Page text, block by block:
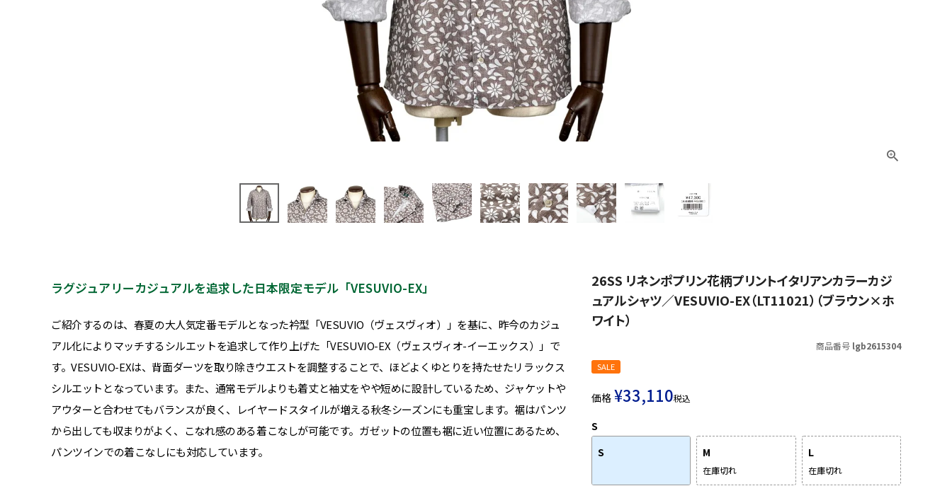
ラグジュアリーカジュアルを追求した日本限定モデル「VESUVIO-EX」
ご紹介するのは、春夏の大人気定番モデルとなった衿型「VESUVIO（ヴェスヴィオ）」を基に、昨今のカジュ
アル化によりマッチするシルエットを追求して作り上げた「VESUVIO-EX（ヴェスヴィオ-イーエックス）」で
す。VESUVIO-EXは、背面ダーツを取り除きウエストを調整することで、ほどよくゆとりを持たせたリラックス
シルエットとなっています。また、通常モデルよりも着丈と袖丈をやや短めに設計しているため、ジャケットや
アウターと合わせてもバランスが良く、レイヤードスタイルが増える秋冬シーズンにも重宝します。裾はパンツ
から出しても収まりがよく、こなれ感のある着こなしが可能です。ガゼットの位置も裾に近い位置にあるため、
パンツインでの着こなしにも対応しています。
26SS リネンポプリン花柄プリントイタリアンカラーカジ
ュアルシャツ／VESUVIO-EX（LT11021）（ブラウン×ホ
ワイト）
商品番号 lgb2615304
SALE
価格 ¥33,110税込
S
S
M
在庫切れ
L
在庫切れ